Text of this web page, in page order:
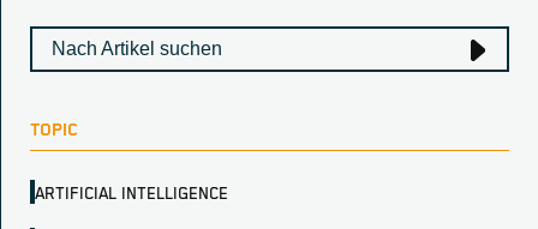
TOPIC
ARTIFICIAL INTELLIGENCE